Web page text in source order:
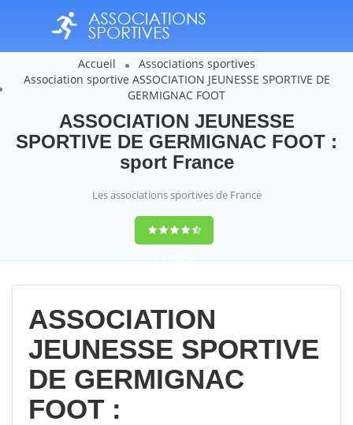
Accueil
Associations sportives
Association sportive ASSOCIATION JEUNESSE SPORTIVE DE
GERMIGNAC FOOT
ASSOCIATION JEUNESSE
SPORTIVE DE GERMIGNAC FOOT :
sport France
Les associations sportives de France
9,4(100%)
14358votes
ASSOCIATION
JEUNESSE SPORTIVE
DE GERMIGNAC
FOOT :